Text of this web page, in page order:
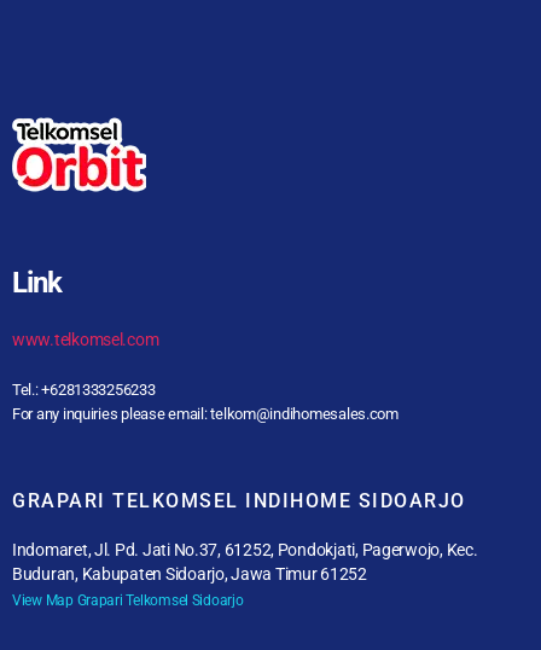
Link
www.telkomsel.com
Tel.: +6281333256233
For any inquiries please email: telkom@indihomesales.com
GRAPARI TELKOMSEL INDIHOME SIDOARJO
Indomaret, Jl. Pd. Jati No.37, 61252, Pondokjati, Pagerwojo, Kec.
Buduran, Kabupaten Sidoarjo, Jawa Timur 61252
View Map Grapari Telkomsel Sidoarjo